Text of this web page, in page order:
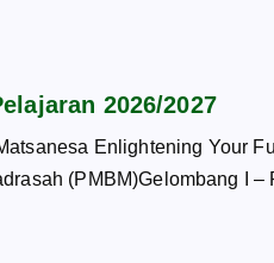
2026/2027
Enlightening Your
(PMBM)Gelombang I